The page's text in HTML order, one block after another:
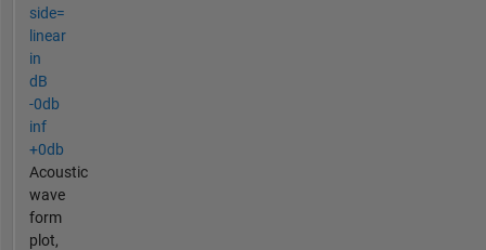
side=
linear
in
dB
-0db
inf
+0db
Acoustic
wave
form
plot,